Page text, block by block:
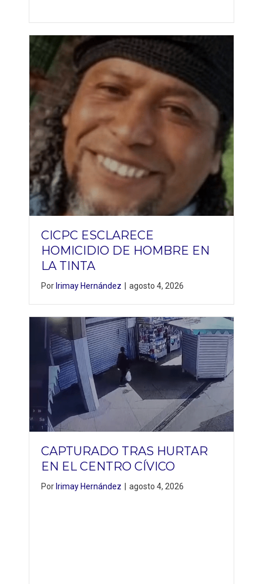
CICPC ESCLARECE
HOMICIDIO DE HOMBRE EN
LA TINTA
Por Irimay Hernández agosto 4, 2026
CAPTURADO TRAS HURTAR
EN EL CENTRO CÍVICO
Por Irimay Hernández agosto 4, 2026